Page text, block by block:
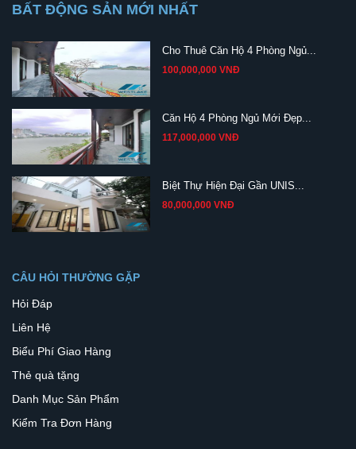
BẤT ĐỘNG SẢN MỚI NHẤT
Cho Thuê Căn Hộ 4 Phòng Ngủ...
100,000,000 VNĐ
Căn Hộ 4 Phòng Ngủ Mới Đẹp...
117,000,000 VNĐ
Biệt Thự Hiện Đại Gần UNIS...
80,000,000 VNĐ
CÂU HỎI THƯỜNG GẶP
Hỏi Đáp
Liên Hệ
Biểu Phí Giao Hàng
Thẻ quà tặng
Danh Mục Sản Phẩm
Kiểm Tra Đơn Hàng